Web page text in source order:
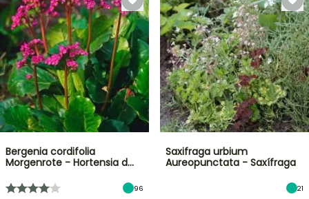
Bergenia cordifolia
Morgenrote - Hortensia d…
96
Saxifraga urbium
Aureopunctata - Saxífraga
21